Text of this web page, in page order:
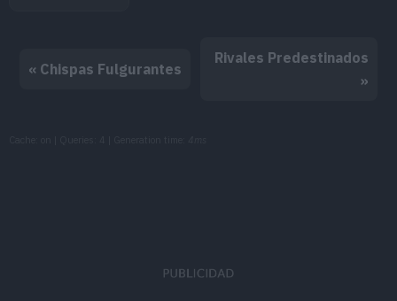
« Chispas Fulgurantes
Rivales Predestinados
»